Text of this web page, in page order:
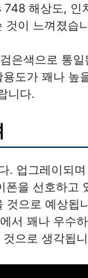
해상도,
것이 느껴졌습
은색으로 통
도가 꽤나 높
니다.
. 업그레이되
을 선호하고
으로 예상됩
서 꽤나 우수
으로 생각됩